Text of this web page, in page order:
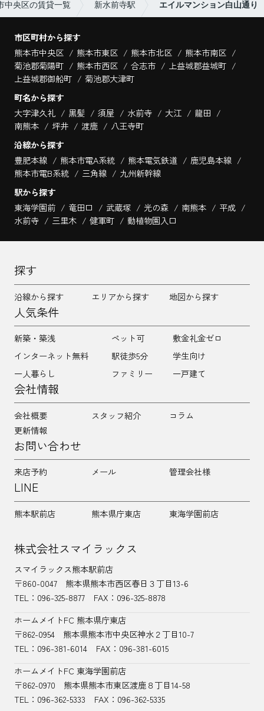
中央区の賃貸一覧 新水前寺駅 エイルマンション白山通り
市区町村から探す
熊本市中央区
熊本市東区 熊本市北区
熊本市南区
菊池郡菊陽町
熊本市西区 合志市
上益城郡益城町
上益城郡御船町
菊池郡大津町
町名から探す
大字津久礼
黒髪 須屋 水前寺 大江
龍田
南熊本
坪井 渡鹿
八王寺町
沿線から探す
豊肥本線
熊本市電A系統 熊本電気鉄道
鹿児島本線
熊本市電B系統
三角線
九州新幹線
駅から探す
東海学園前
竜田口 武蔵塚 光の森 南熊本
平成
水前寺
三里木 健軍町 動植物園入口
探す
沿線から探す エリアから探す 地図から探す
人気条件
新築・築浅 ペット可
敷金礼金ゼロ
インターネット無料
駅徒歩5分
学生向け
一人暮らし
ファミリー 一戸建て
会社情報
会社概要 スタッフ紹介
コラム
更新情報
お問い合わせ
来店予約 メール 管理会社様
LINE
熊本駅前店 熊本県庁東店 東海学園前店
株式会社スマイラックス
スマイラックス熊本駅前店
〒860-0047
熊本県熊本市西区春日３丁目13-6
TEL： 096-325-8877
FAX：096-325-8878
ホームメイトFC 熊本県庁東店
〒862-0954
熊本県熊本市中央区神水２丁目10-7
TEL：096-381-6014
FAX：096-381-6015
ホームメイトFC 東海学園前店
〒862-0970
熊本県熊本市東区渡鹿８丁目14-58
TEL： 096-362-5333 FAX：096-362-5335